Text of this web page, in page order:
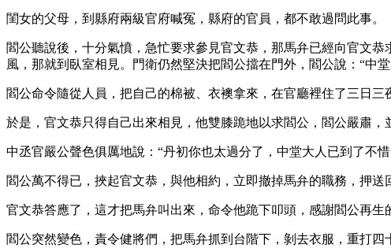
閨女的父母，到縣府兩級官府喊冤，縣府的官員，都不敢過問此事。
閻公聽說後，十分氣憤，急忙要求參見官文恭，那馬弁已經向官文
風，那就到臥室相見。門衛仍然堅決把閻公擋在門外，閻公說：“中
閻公命令隨從人員，把自己的棉被、衣襖拿來，在官廳裡住了三日
於是，官文恭只得自己出來相見，他雙膝跪地以求閻公，閻公嚴肅，
中丞官嚴公聲色俱厲地說：“丹初你也太過分了，中堂大人已到了不
閻公萬不得已，挾起官文恭，與他相約，立即撤掉馬弁的職務，押送
官文恭答應了，這才把馬弁叫出來，命令他跪下叩頭，感謝閻公再生
閻公突然變色，責令健將們，把馬弁抓到台階下，剝去衣服，重打